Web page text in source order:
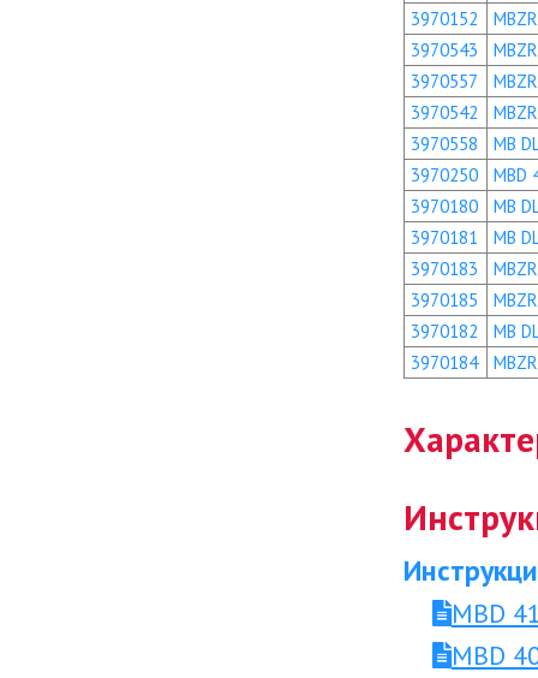
3970152
3970543
3970557
3970542
3970558
MB
3970250
MBD
3970180
MB
3970181
MB
3970183
3970185
3970182
MB
3970184
MBD
MBD